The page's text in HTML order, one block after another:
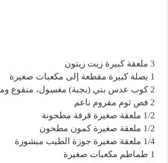
3 ملعقة كبيرة زيت زيتون
1 بصلة كبيرة مقطعة إلى مكعبات صغيرة
2 كوب عدس بني (بجبة) مغسول، منقوع ومصفى
2 فص ثوم مفروم ناعم
1/2 ملعقة صغيرة قرفة مطحونة
1/2 ملعقة صغيرة كمون مطحون
1/4 ملعقة صغيرة جوزة الطيب مبشورة
1 طماطم مكعبات صغيرة